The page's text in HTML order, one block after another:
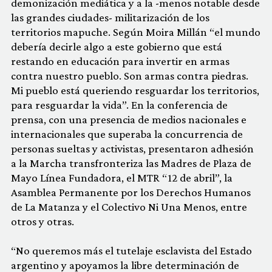
demonización mediática y a la -menos notable desde
las grandes ciudades- militarización de los
territorios mapuche. Según Moira Millán “el mundo
debería decirle algo a este gobierno que está
restando en educación para invertir en armas
contra nuestro pueblo. Son armas contra piedras.
Mi pueblo está queriendo resguardar los territorios,
para resguardar la vida”. En la conferencia de
prensa, con una presencia de medios nacionales e
internacionales que superaba la concurrencia de
personas sueltas y activistas, presentaron adhesión
a la Marcha transfronteriza las Madres de Plaza de
Mayo Línea Fundadora, el MTR “12 de abril”, la
Asamblea Permanente por los Derechos Humanos
de La Matanza y el Colectivo Ni Una Menos, entre
otros y otras.
“No queremos más el tutelaje esclavista del Estado
argentino y apoyamos la libre determinación de